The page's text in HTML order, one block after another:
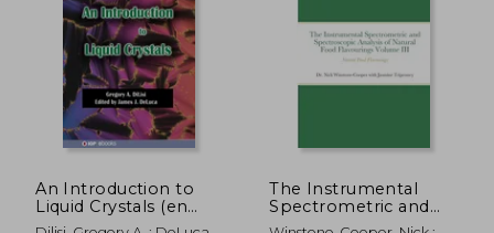
45%
dcto.
$ 277.01
$ 152.35
45%
dcto.
An Introduction to
Liquid Crystals (en
Inglés)
The Instrumental
Spectrometric and
Spectroscopic